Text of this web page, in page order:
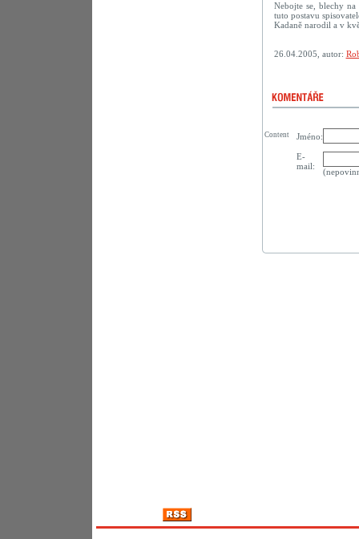
Nebojte se, blechy
tuto postavu
Kadaně narodil a v
26.04.2005, autor:
Jméno:
E-
mail:
Content